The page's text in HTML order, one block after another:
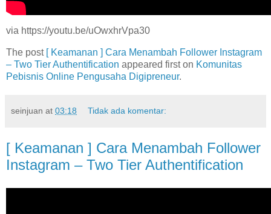
via https://youtu.be/uOwxhrVpa30
The post [ Keamanan ] Cara Menambah Follower Instagram
– Two Tier Authentification appeared first on Komunitas
Pebisnis Online Pengusaha Digipreneur.
seinjuan at 03:18 Tidak ada komentar:
[ Keamanan ] Cara Menambah Follower
Instagram – Two Tier Authentification